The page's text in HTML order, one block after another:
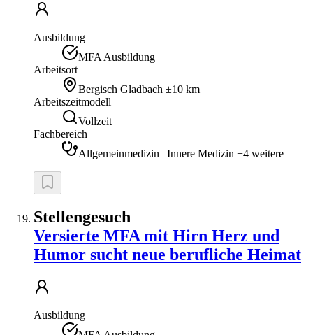
Ausbildung
MFA Ausbildung
Arbeitsort
Bergisch Gladbach ±10 km
Arbeitszeitmodell
Vollzeit
Fachbereich
Allgemeinmedizin | Innere Medizin +4 weitere
Stellengesuch
Versierte MFA mit Hirn Herz und
Humor sucht neue berufliche Heimat
Ausbildung